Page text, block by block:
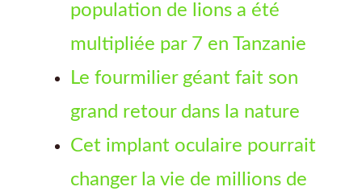
population de lions a été
multipliée par 7 en Tanzanie
Le fourmilier géant fait son
grand retour dans la nature
Cet implant oculaire pourrait
changer la vie de millions de